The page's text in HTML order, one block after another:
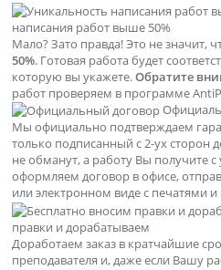
написания работ выше 50%
Мало? Зато правда! Это не значит,
50%. Готовая работа будет
которую вы укажете.Обратите
работ проверяем в программе
Мы официально подтверждаем
только подписанный с 2-ух сторон
не обманут, а работу Вы получите
оформляем договор в офисе,
или электронном виде с печатями
правки и дорабатываем
Доработаем заказ в кратчайшие
преподавателя и, даже если Вашу